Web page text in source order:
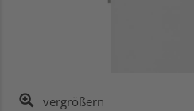
vergrößern